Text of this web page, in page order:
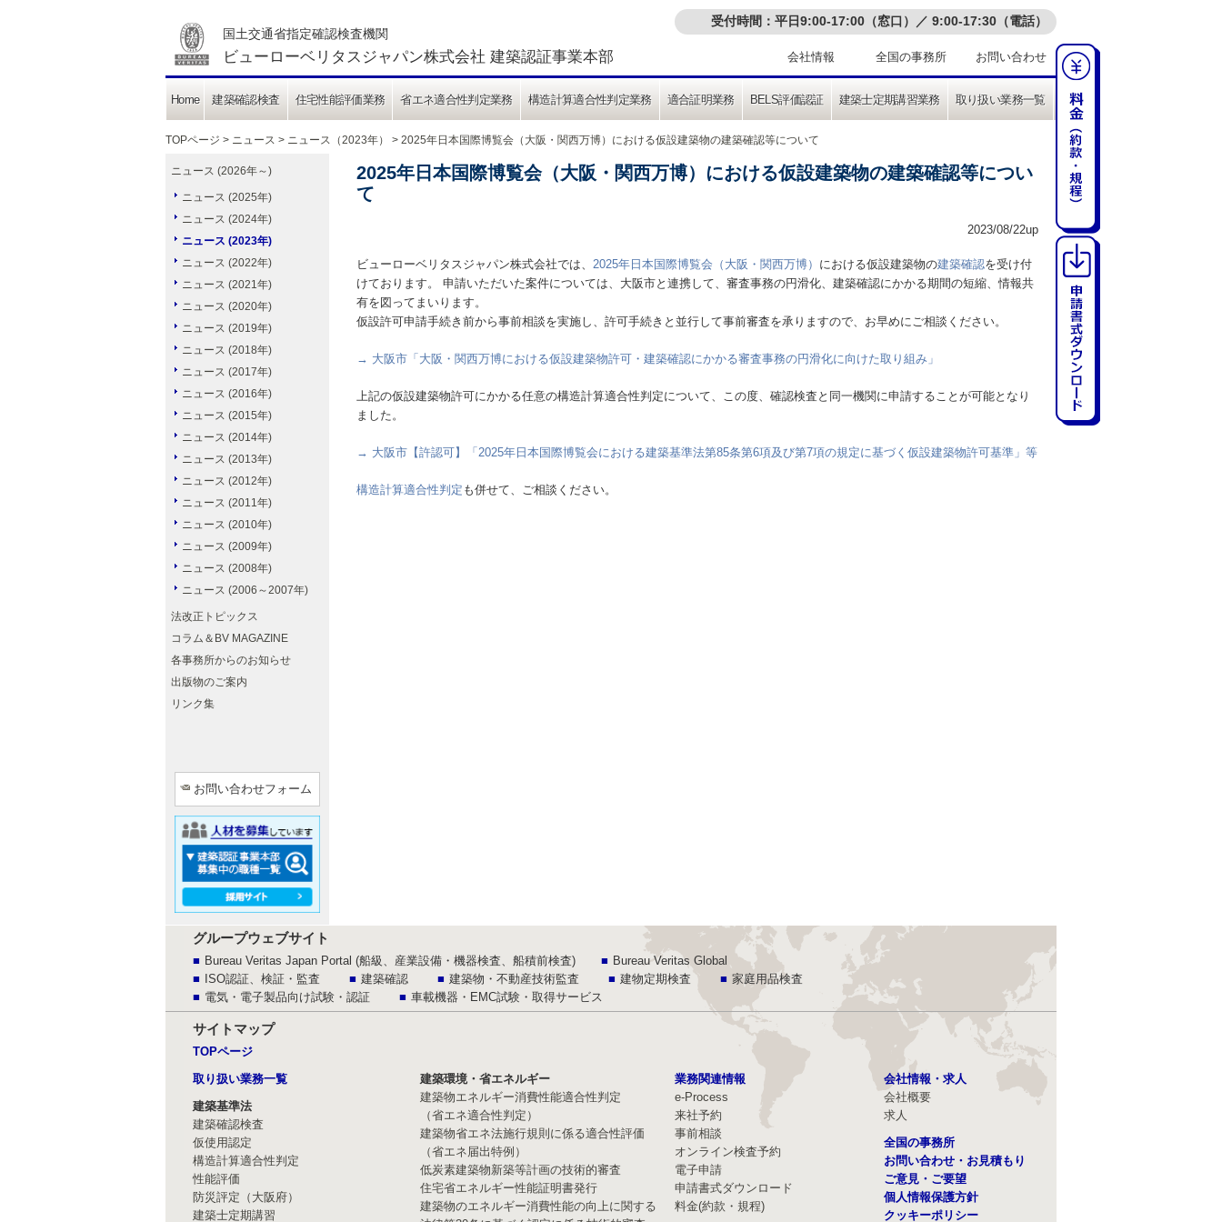
国土交通省指定確認検査機関
ビューローベリタスジャパン株式会社 建築認証事業本部
受付時間：平日9:00-17:00（窓口）／ 9:00-17:30（電話）
会社情報 全国の事務所 お問い合わせ
Home 建築確認検査 住宅性能評価業務 省エネ適合性判定業務 構造計算適合性判定業務 適合証明業務 BELS評価認証 建築士定期講習業務 取り扱い業務一覧
TOPページ > ニュース > ニュース（2023年） > 2025年日本国際博覧会（大阪・関西万博）における仮設建築物の建築確認等について
ニュース (2026年～)
ニュース (2025年)
ニュース (2024年)
ニュース (2023年)
ニュース (2022年)
ニュース (2021年)
ニュース (2020年)
ニュース (2019年)
ニュース (2018年)
ニュース (2017年)
ニュース (2016年)
ニュース (2015年)
ニュース (2014年)
ニュース (2013年)
ニュース (2012年)
ニュース (2011年)
ニュース (2010年)
ニュース (2009年)
ニュース (2008年)
ニュース (2006～2007年)
法改正トピックス
コラム＆BV MAGAZINE
各事務所からのお知らせ
出版物のご案内
リンク集
お問い合わせフォーム
2025年日本国際博覧会（大阪・関西万博）における仮設建築物の建築確認等につい
て
2023/08/22up
ビューローベリタスジャパン株式会社では、 2025年日本国際博覧会（大阪・関西万博） における仮設建築物の建築確認を受け付
けております。 申請いただいた案件については、大阪市と連携して、審査事務の円滑化、建築確認にかかる期間の短縮、情報共
有を図ってまいります。
仮設許可申請手続き前から事前相談を実施し、許可手続きと並行して事前審査を承りますので、お早めにご相談ください。
→ 大阪市「大阪・関西万博における仮設建築物許可・建築確認にかかる審査事務の円滑化に向けた取り組み」
上記の仮設建築物許可にかかる任意の構造計算適合性判定について、この度、確認検査と同一機関に申請することが可能となり
ました。
→ 大阪市【許認可】「2025年日本国際博覧会における建築基準法第85条第6項及び第7項の規定に基づく仮設建築物許可基準」等
構造計算適合性判定 も併せて、ご相談ください。
グループウェブサイト
Bureau Veritas Japan Portal (船級、産業設備・機器検査、船積前検査)
Bureau Veritas Global
ISO認証、検証・監査
建築確認 建築物・不動産技術監査 建物定期検査
家庭用品検査
電気・電子製品向け試験・認証
車載機器・EMC試験・取得サービス
サイトマップ
TOPページ
取り扱い業務一覧
建築基準法
建築確認検査
仮使用認定
構造計算適合性判定
性能評価
防災評定（大阪府）
建築士定期講習
建築環境・省エネルギー
建築物エネルギー消費性能適合性判定
（省エネ適合性判定）
建築物省エネ法施行規則に係る適合性評価
（省エネ届出特例）
低炭素建築物新築等計画の技術的審査
住宅省エネルギー性能証明書発行
建築物のエネルギー消費性能の向上に関する
業務関連情報
e-Process
来社予約
事前相談
オンライン検査予約
電子申請
申請書式ダウンロード
料金(約款・規程)
会社情報・求人
会社概要
求人
全国の事務所
お問い合わせ・お見積もり
ご意見・ご要望
個人情報保護方針
クッキーポリシー